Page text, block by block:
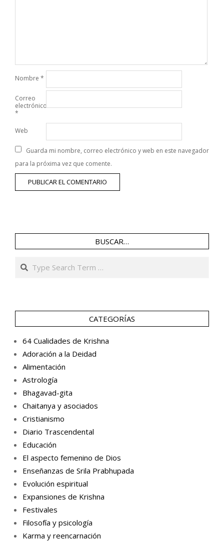
Nombre *
Correo
electrónico
*
Web
Guarda mi nombre, correo electrónico y web en este navegador
para la próxima vez que comente.
BUSCAR…
Search
CATEGORÍAS
64 Cualidades de Krishna
Adoración a la Deidad
Alimentación
Astrología
Bhagavad-gita
Chaitanya y asociados
Cristianismo
Diario Trascendental
Educación
El aspecto femenino de Dios
Enseñanzas de Srila Prabhupada
Evolución espiritual
Expansiones de Krishna
Festivales
Filosofía y psicología
Karma y reencarnación